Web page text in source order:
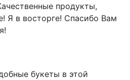
продукты,
Я в восторге! Спасибо Вам
букеты в этой